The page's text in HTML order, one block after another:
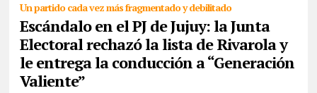
Un partido cada vez más fragmentado y debilitado
Escándalo en el PJ de Jujuy: la Junta
Electoral rechazó la lista de Rivarola y
le entrega la conducción a “Generación
Valiente”